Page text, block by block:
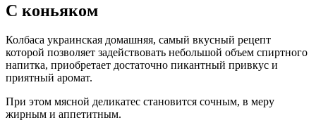
С коньяком
Колбаса украинская домашняя, самый вкусный рецепт
которой позволяет задействовать небольшой объем спиртного
напитка, приобретает достаточно пикантный привкус и
приятный аромат.
При этом мясной деликатес становится сочным, в меру
жирным и аппетитным.